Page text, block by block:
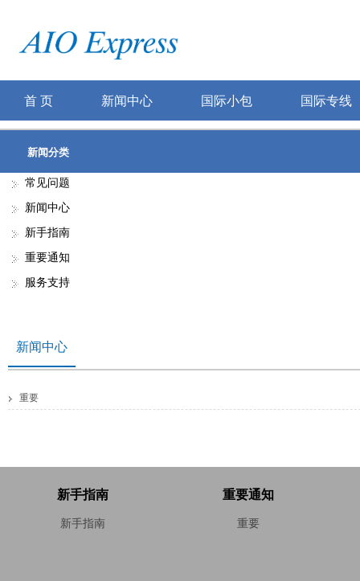
首 页 新闻中心 国际小包 国际专线
新闻分类
常见问题
新闻中心
新手指南
重要通知
服务支持
新闻中心
重要